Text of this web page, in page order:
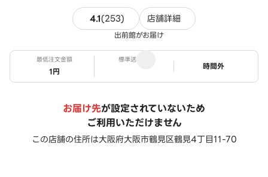
4.1(253) 253件のレビュー
店舗詳細
出前館がお届け
最低注文金額
1円
標準送料
ステータス
時間外
お届け先が設定されていないため
ご利用いただけません
この店舗の住所は大阪府大阪市鶴見区鶴見4丁目11-70